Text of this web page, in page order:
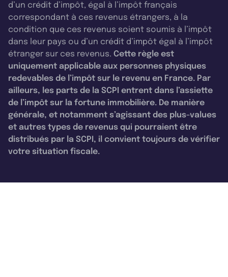
d’un crédit d’impôt, égal à l’impôt français
correspondant à ces revenus étrangers, à la
condition que ces revenus soient soumis à l’impôt
dans leur pays ou d’un crédit d’impôt égal à l’impôt
étranger sur ces revenus. Cette règle est
uniquement applicable aux personnes physiques
redevables de l’impôt sur le revenu en France. Par
ailleurs, les parts de la SCPI entrent dans l’assiette
de l’impôt sur la fortune immobilière. De manière
générale, et notamment s’agissant des plus-values
et autres types de revenus qui pourraient être
distribués par la SCPI, il convient toujours de vérifier
votre situation fiscale.